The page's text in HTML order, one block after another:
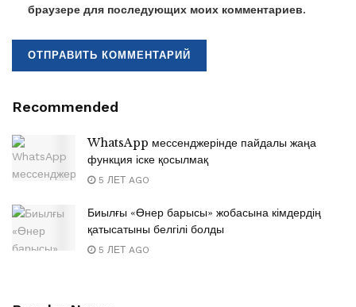
браузере для последующих моих комментариев.
Recommended
WhatsApp мессенджерінде пайдалы жаңа
функция іске қосылмақ
5 ЛЕТ AGO
Биылғы «Өнер барысы» жобасына кімдердің
қатысатыны белгілі болды
5 ЛЕТ AGO